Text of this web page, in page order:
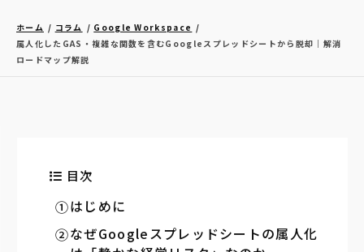
ホーム コラム
Google Workspace
属人化したGAS・複雑な関数を含むGoogleスプレッドシートから脱却｜解消
ロードマップ解説
目次
はじめに
なぜGoogleスプレッドシートの属人化